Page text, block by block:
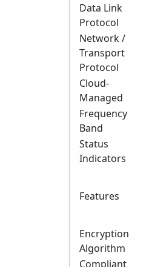
Data Link
Protocol
Network /
Transport
Protocol
Cloud-
Managed
Frequency
Band
Status
Indicators
Features
Encryption
Algorithm
Compliant